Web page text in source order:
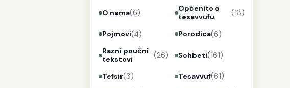
O nama(6)
Općenito o
tesavvufu
(13)
Pojmovi(4) Porodica(6)
Razni poučni
tekstovi
(26) Sohbeti(161)
Tefsir(3) Tesavvuf(61)